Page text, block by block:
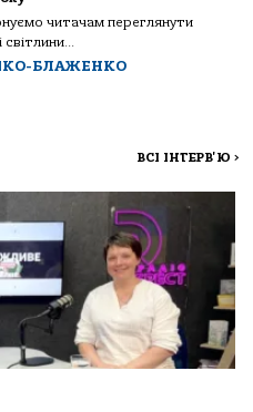
читачам переглянути
світлини...
БЛАЖЕНКО
ВСІ ІНТЕРВ'Ю >